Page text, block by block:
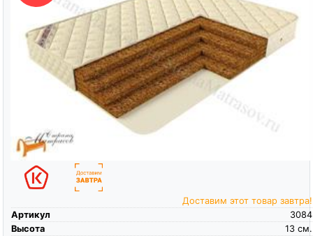
Доставим этот товар завтра!
Артикул
3084
Высота
см.
13